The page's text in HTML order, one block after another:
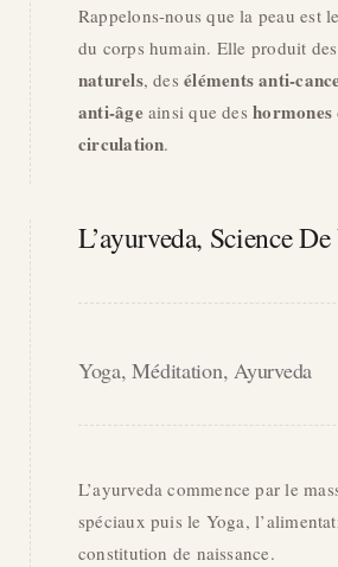
Rappelons-nous que la peau est
du corps humain. Elle produit des
naturels, deséléments anti-
anti-âge ainsi que des
circulation.
L’ayurveda, Science
Yoga, Méditation, Ayurveda
L’ayurveda commence par le
spéciaux puis le Yoga,
constitution de naissance.